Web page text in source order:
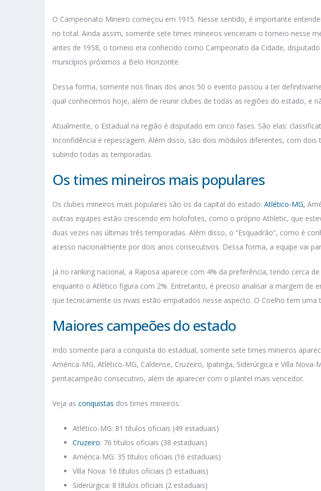
O Campeonato Mineiro começou em 1915. Nesse sentido, é importante
no total. Ainda assim, somente sete times mineiros venceram o torneio nesse
antes de 1958, o torneio era conhecido como Campeonato da Cidade,
municípios próximos a Belo Horizonte.
Dessa forma, somente nos finais dos anos 50 o evento passou a ter
qual conhecemos hoje, além de reunir clubes de todas as regiões do estado, e
Atualmente, o Estadual na região é disputado em cinco fases. São elas:
Inconfidência e repescagem. Além disso, são dois módulos diferentes, com dois
subindo todas as temporadas.
Os times mineiros mais populares
Os clubes mineiros mais populares são os da capital do estado: Atlético-MG,
outras equipes estão crescendo em holofotes, como o próprio Athletic, que
duas vezes nas últimas três temporadas. Além disso, o “Esquadrão”, como é
acesso nacionalmente por dois anos consecutivos. Dessa forma, a equipe vai
Já no ranking nacional, a Raposa aparece com 4% da preferência, tendo cerca
enquanto o Atlético figura com 2%. Entretanto, é preciso analisar a margem de
que tecnicamente os rivais estão empatados nesse aspecto. O Coelho tem uma
Maiores campeões do estado
Indo somente para a conquista do estadual, somente sete times mineiros
América-MG, Atlético-MG, Caldense, Cruzeiro, Ipatinga, Siderúrgica e Villa Nova-
pentacampeão consecutivo, além de aparecer com o plantel mais vencedor.
Veja as conquistas dos times mineiros:
Atlético-MG: 81 títulos oficiais (49 estaduais)
Cruzeiro: 76 títulos oficiais (38 estaduais)
América-MG: 35 títulos oficiais (16 estaduais)
Villa Nova: 16 títulos oficiais (5 estaduais)
Siderúrgica: 8 títulos oficiais (2 estaduais)